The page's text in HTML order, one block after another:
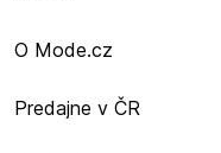
O Mode.cz
Predajne v ČR